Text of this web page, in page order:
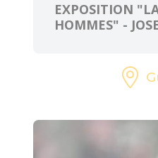
EXPOSITION
HOMMES" -